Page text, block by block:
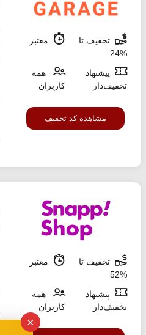
تخفیف تا
%24
معتبر
پیشنهاد
تخفیف‌دار
همه
کاربران
مشاهده کد تخفیف
تخفیف تا
%52
معتبر
پیشنهاد
تخفیف‌دار
همه
کاربران
×